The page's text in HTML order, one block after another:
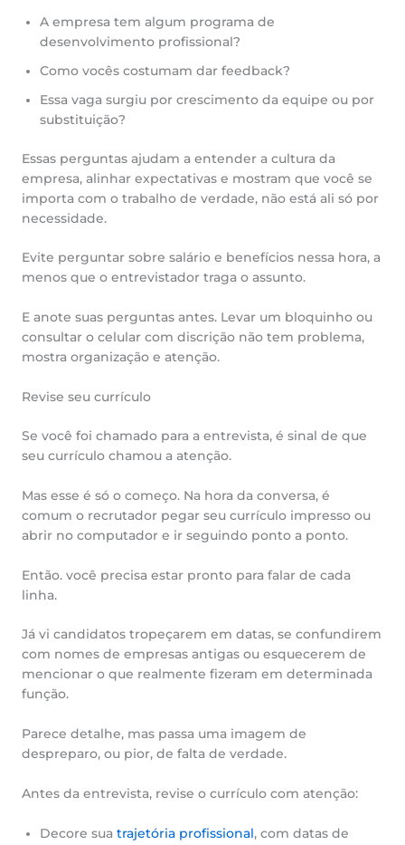
A empresa tem algum programa de
desenvolvimento profissional?
Como vocês costumam dar feedback?
Essa vaga surgiu por crescimento da equipe ou por
substituição?
Essas perguntas ajudam a entender a cultura da
empresa, alinhar expectativas e mostram que você se
importa com o trabalho de verdade, não está ali só por
necessidade.
Evite perguntar sobre salário e benefícios nessa hora, a
menos que o entrevistador traga o assunto.
E anote suas perguntas antes. Levar um bloquinho ou
consultar o celular com discrição não tem problema,
mostra organização e atenção.
Revise seu currículo
Se você foi chamado para a entrevista, é sinal de que
seu currículo chamou a atenção.
Mas esse é só o começo. Na hora da conversa, é
comum o recrutador pegar seu currículo impresso ou
abrir no computador e ir seguindo ponto a ponto.
Então. você precisa estar pronto para falar de cada
linha.
Já vi candidatos tropeçarem em datas, se confundirem
com nomes de empresas antigas ou esquecerem de
mencionar o que realmente fizeram em determinada
função.
Parece detalhe, mas passa uma imagem de
despreparo, ou pior, de falta de verdade.
Antes da entrevista, revise o currículo com atenção:
Decore sua trajetória profissional, com datas de